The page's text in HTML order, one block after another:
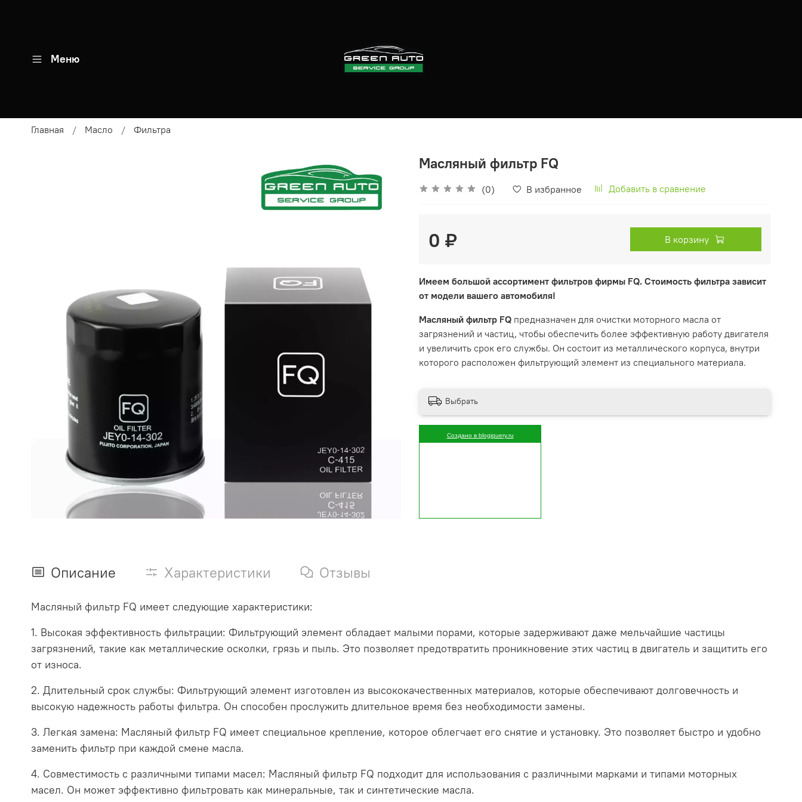
Меню
Главная Масло Фильтра
Масляный фильтр FQ
(0) В избранное Добавить в сравнение
0 ₽ В корзину
Имеем большой ассортимент фильтров фирмы FQ. Стоимость фильтра зависит
от модели вашего автомобиля!
Масляный фильтр FQ предназначен для очистки моторного масла от
загрязнений и частиц, чтобы обеспечить более эффективную работу двигателя
и увеличить срок его службы. Он состоит из металлического корпуса, внутри
которого расположен фильтрующий элемент из специального материала.
Выбрать
Создано в blogjquery.ru
Описание Характеристики Отзывы
Масляный фильтр FQ имеет следующие характеристики:
1. Высокая эффективность фильтрации: Фильтрующий элемент обладает малыми порами, которые задерживают даже мельчайшие частицы
загрязнений, такие как металлические осколки, грязь и пыль. Это позволяет предотвратить проникновение этих частиц в двигатель и защитить его
от износа.
2. Длительный срок службы: Фильтрующий элемент изготовлен из высококачественных материалов, которые обеспечивают долговечность и
высокую надежность работы фильтра. Он способен прослужить длительное время без необходимости замены.
3. Легкая замена: Масляный фильтр FQ имеет специальное крепление, которое облегчает его снятие и установку. Это позволяет быстро и удобно
заменить фильтр при каждой смене масла.
4. Совместимость с различными типами масел: Масляный фильтр FQ подходит для использования с различными марками и типами моторных
масел. Он может эффективно фильтровать как минеральные, так и синтетические масла.